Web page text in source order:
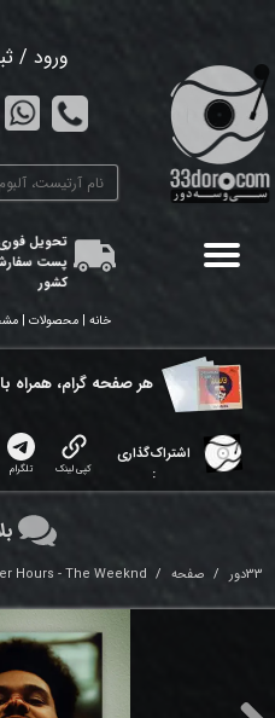
ورود /
تغییر گذر واژه
سفارشات
تحویل فوری
پست
کشور
خانه | محصولات |
هر ​صفحه گرام، همراه
اشتراک‌گذاری
:
کپی لینک تلگرام
33دور صفحه Hours - The Weeknd